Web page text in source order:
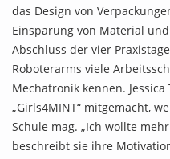
das Design von
Einsparung von Material
Abschluss der vier
Roboterarms viele
Mechatronik kennen.
„Girls4MINT“ mitgemacht,
Schule mag. „Ich wollte
beschreibt sie ihre